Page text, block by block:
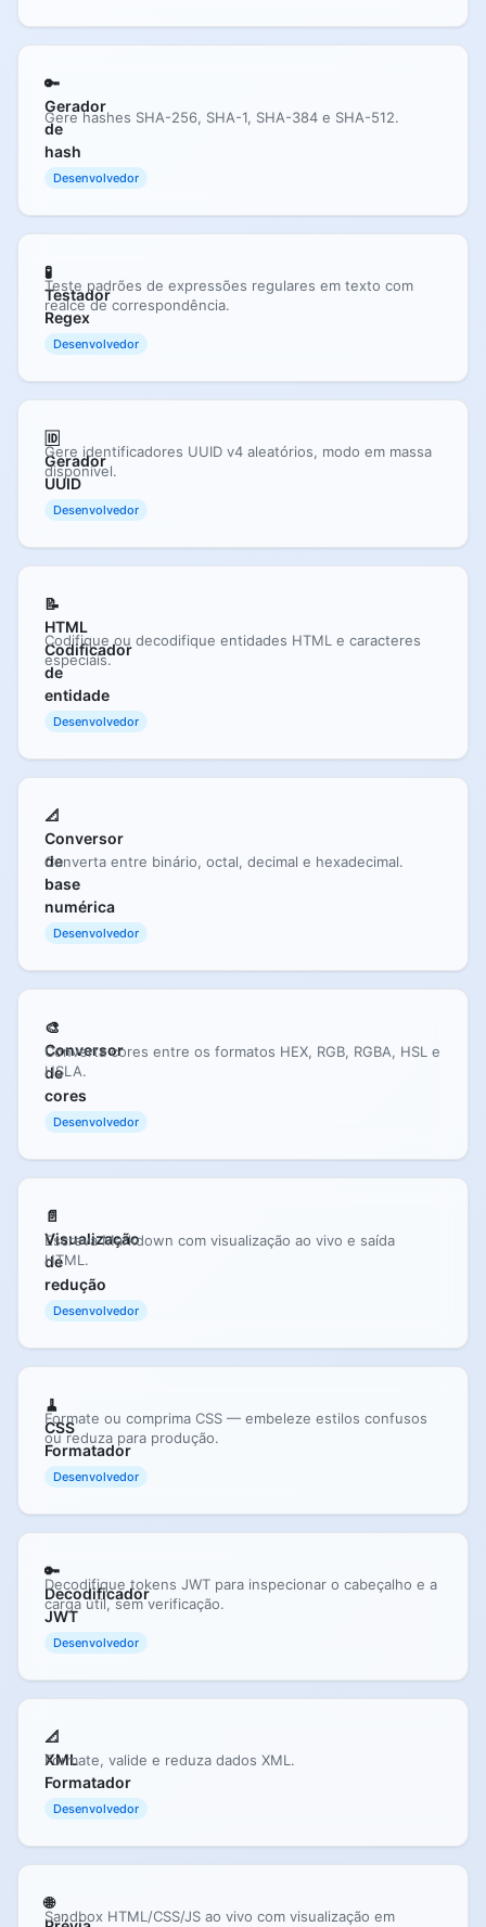
🔑
Gerador
de
hash
Gere hashes SHA-256, SHA-1, SHA-384 e SHA-512.
Desenvolvedor
🧪
Testador
Regex
Teste padrões de expressões regulares em texto com
realce de correspondência.
Desenvolvedor
🆔
Gerador
UUID
Gere identificadores UUID v4 aleatórios, modo em massa
disponível.
Desenvolvedor
📝
HTML
Codificador
de
entidade
Codifique ou decodifique entidades HTML e caracteres
especiais.
Desenvolvedor
📐
Conversor
de
base
numérica
Converta entre binário, octal, decimal e hexadecimal.
Desenvolvedor
🎨
Conversor
de
cores
Converta cores entre os formatos HEX, RGB, RGBA, HSL e
HSLA.
Desenvolvedor
📄
Visualização
de
redução
Escreva Markdown com visualização ao vivo e saída
HTML.
Desenvolvedor
🧹
CSS
Formatador
Formate ou comprima CSS — embeleze estilos confusos
ou reduza para produção.
Desenvolvedor
🔑
Decodificador
JWT
Decodifique tokens JWT para inspecionar o cabeçalho e a
carga útil, sem verificação.
Desenvolvedor
📐
XML
Formatador
Formate, valide e reduza dados XML.
Desenvolvedor
🌐
Sandbox HTML/CSS/JS ao vivo com visualização em